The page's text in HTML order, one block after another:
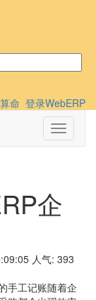
算命 登录WebERP
切
换
企
人气: 393
手工记账随着企